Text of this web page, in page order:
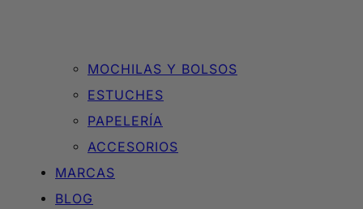
MOCHILAS Y BOLSOS
ESTUCHES
PAPELERÍA
ACCESORIOS
MARCAS
BLOG